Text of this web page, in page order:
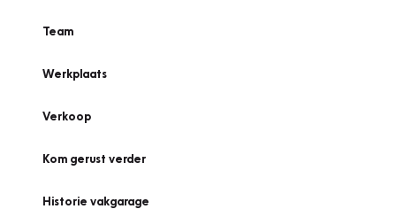
Team
Werkplaats
Verkoop
Kom gerust verder
Historie vakgarage